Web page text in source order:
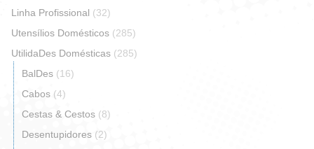
Linha Profissional (32)
Utensílios Domésticos (285)
UtilidaDes Domésticas (285)
BalDes (16)
Cabos (4)
Cestas & Cestos (8)
Desentupidores (2)